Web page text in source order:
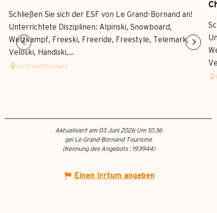
Schließen Sie sich der ESF von Le Grand-Bornand an!
Unterrichtete Disziplinen: Alpinski, Snowboard,
Wettkampf, Freeski, Freeride, Freestyle, Telemark,
Veloski, Handiski,...
Le Grand-Bornand
Aktualisiert am 03 Juni 2026 Um 10:36
gei Le Grand-Bornand Tourisme
(Kennung des Angebots : 193944)
Einen Irrtum angeben